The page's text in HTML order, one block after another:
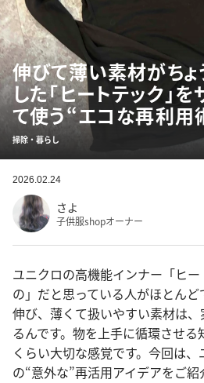
伸びて薄い素材がちょ
した「ヒートテック」
て使う“エコな再利用
掃除・暮らし
2026.02.24
さよ
子供服shopオーナー
ユニクロの高機能インナー「ヒ
の」だと思っている人がほとん
伸び、薄くて扱いやすい素材は
るんです。物を上手に循環させ
くらい大切な感覚です。今回は
の“意外な”再活用アイデアをご紹